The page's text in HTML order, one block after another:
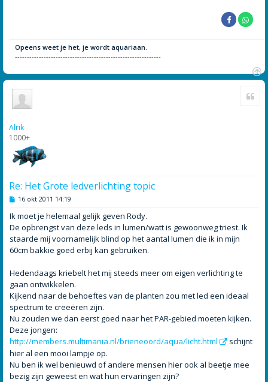
Opeens weet je het, je wordt aquariaan.
-------------------------------------------------------------
O
Alrik
1000+
Re: Het Grote ledverlichting topic
B
r
c
h
16 okt 2011 14:19
Ik moet je helemaal gelijk geven Rody.
De opbrengst van deze leds in lumen/watt is gewoonweg triest. Ik
staarde mij voornamelijk blind op het aantal lumen die ik in mijn
60cm bakkie goed erbij kan gebruiken.
Hedendaags kriebelt het mij steeds meer om eigen verlichting te
gaan ontwikkelen.
Kijkend naar de behoeftes van de planten zou met led een ideaal
spectrum te creeëren zijn.
Nu zouden we dan eerst goed naar het PAR-gebied moeten kijken.
Deze jongen:
http://members.multimania.nl/brieneoord/aqua/licht.html
schijnt
hier al een mooi lampje op.
Nu ben ik wel benieuwd of andere mensen hier ook al beetje mee
bezig zijn geweest en wat hun ervaringen zijn?